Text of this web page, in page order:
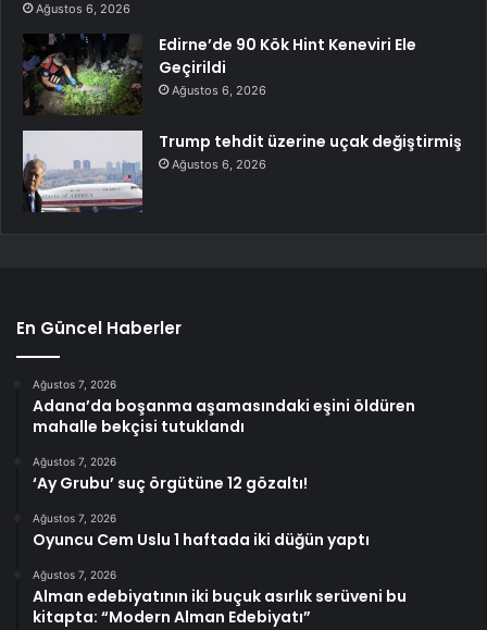
Ağustos 6, 2026
Edirne’de 90 Kök Hint Keneviri Ele
Geçirildi
Ağustos 6, 2026
Trump tehdit üzerine uçak değiştirmiş
Ağustos 6, 2026
En Güncel Haberler
Ağustos 7, 2026
Adana’da boşanma aşamasındaki eşini öldüren
mahalle bekçisi tutuklandı
Ağustos 7, 2026
‘Ay Grubu’ suç örgütüne 12 gözaltı!
Ağustos 7, 2026
Oyuncu Cem Uslu 1 haftada iki düğün yaptı
Ağustos 7, 2026
Alman edebiyatının iki buçuk asırlık serüveni bu
kitapta: “Modern Alman Edebiyatı”